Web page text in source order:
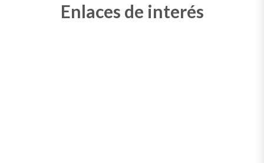
Enlaces de interés